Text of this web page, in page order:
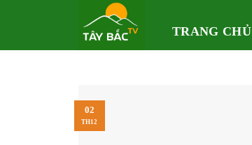
TRANG CHỦ
02
TH12